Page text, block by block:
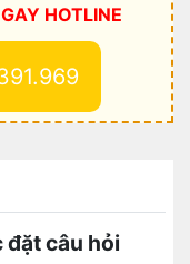
HOTLINE
đặt câu hỏi